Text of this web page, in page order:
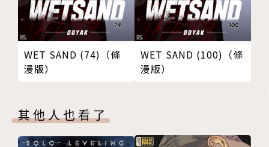
WET SAND (74)（條
漫版）
WET SAND (100)（條
漫版）
其他人也看了